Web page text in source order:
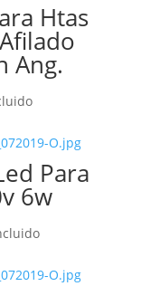
Htas
Ang.
Para
6w